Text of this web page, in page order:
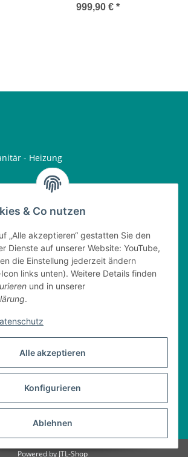
Alle akzeptieren
Konfigurieren
Ablehnen
& Co nutzen
„Alle akzeptieren“ gestatten Sie den
Dienste auf unserer Website: YouTube,
die Einstellung jederzeit ändern
links unten). Weitere Details finden
und in unserer
.
999,90 € *
- Heizung
08:00 - 16:30 Uhr
08:00 - 17:30 Uhr
08:00 - 16:30 Uhr
Vertrag widerrufen
USt., zzgl.Versand
Powered by JTL-Shop